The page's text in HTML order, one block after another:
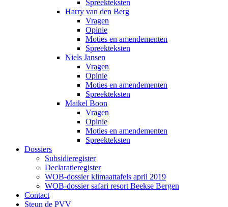
Spreekteksten
Harry van den Berg
Vragen
Opinie
Moties en amendementen
Spreekteksten
Niels Jansen
Vragen
Opinie
Moties en amendementen
Spreekteksten
Maikel Boon
Vragen
Opinie
Moties en amendementen
Spreekteksten
Dossiers
Subsidieregister
Declaratieregister
WOB-dossier klimaattafels april 2019
WOB-dossier safari resort Beekse Bergen
Contact
Steun de PVV